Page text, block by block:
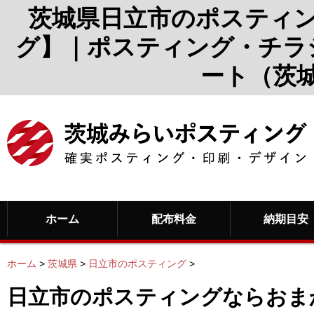
茨城県日立市のポスティ
グ】｜ポスティング・チ
ート（茨
ホーム 配布料金 納期目安
ホーム > 茨城県 > 日立市のポスティング >
日立市のポスティングならお